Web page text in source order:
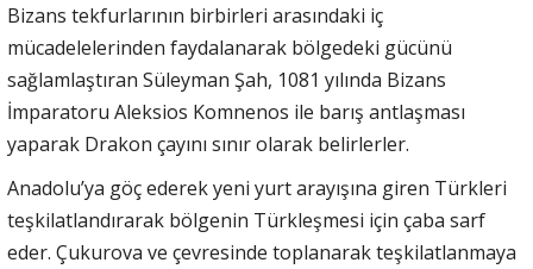
Bizans tekfurlarının birbirleri arasındaki iç
mücadelelerinden faydalanarak bölgedeki gücünü
sağlamlaştıran Süleyman Şah, 1081 yılında Bizans
İmparatoru Aleksios Komnenos ile barış antlaşması
yaparak Drakon çayını sınır olarak belirlerler.
Anadolu’ya göç ederek yeni yurt arayışına giren Türkleri
teşkilatlandırarak bölgenin Türkleşmesi için çaba sarf
eder. Çukurova ve çevresinde toplanarak teşkilatlanmaya